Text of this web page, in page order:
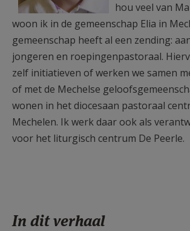
hou veel van
woon ik in de gemeenschap Elia in
gemeenschap heeft al een zending:
jongeren en roepingenpastoraal.
zelf initiatieven of werken we samen
of met de Mechelse
wonen in het diocesaan pastoraal
Mechelen. Ik werk daar ook als
voor het liturgisch centrum De Peerle.
In dit verhaal